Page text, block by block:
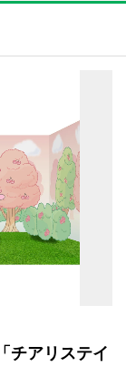
チアリステイ